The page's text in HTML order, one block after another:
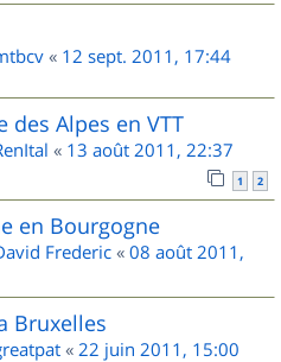
« 12 sept. 2011, 17:44
des Alpes en VTT
« 13 août 2011, 22:37
1 2
en Bourgogne
Frederic « 08 août 2011,
Bruxelles
« 22 juin 2011, 15:00